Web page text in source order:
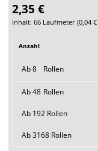
2,35 €
Inhalt: 66 Laufmeter (0,04 €
Anzahl
Ab8 Rollen
Ab48 Rollen
Ab 192 Rollen
Ab3168 Rollen